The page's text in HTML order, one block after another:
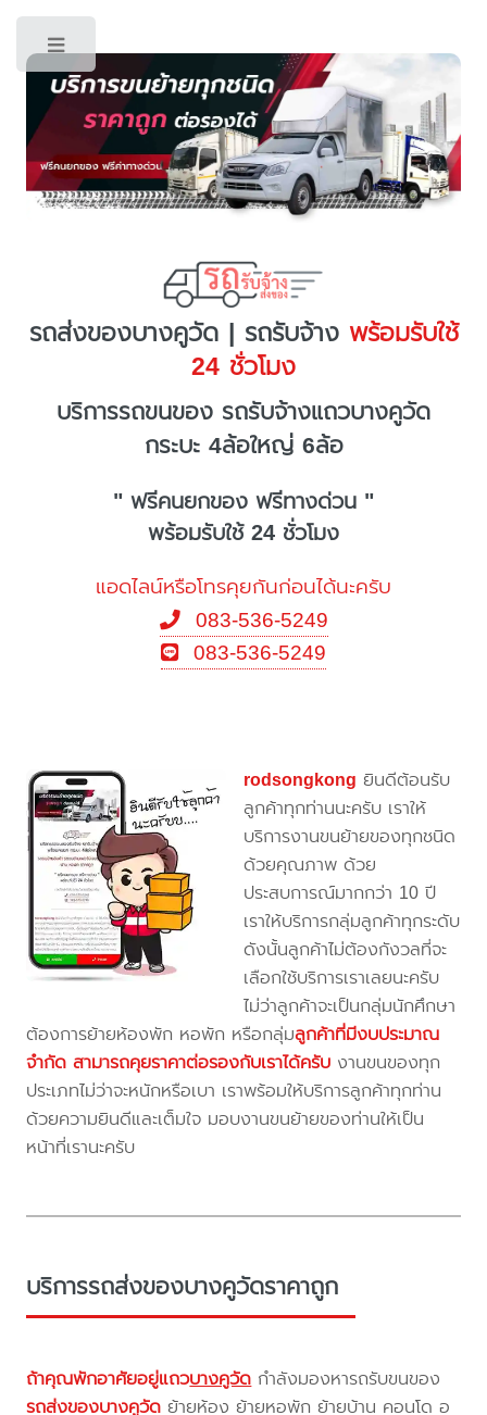
รถส่งของบางคูวัด | รถรับจ้างพร้อมรับใช้
24 ชั่วโมง
บริการรถขนของ รถรับจ้างแถวบางคูวัด
กระบะ 4ล้อใหญ่ 6ล้อ
" ฟรีคนยกของ ฟรีทางด่วน "
พร้อมรับใช้ 24 ชั่วโมง
แอดไลน์หรือโทรคุยกันก่อนได้นะครับ
083-536-5249
083-536-5249
rodsongkong ยินดีต้อนรับ
ลูกค้าทุกท่านนะครับ เราให้
บริการงานขนย้ายของทุกชนิด
ด้วยคุณภาพ ด้วย
ประสบการณ์มากกว่า 10 ปี
เราให้บริการกลุ่มลูกค้าทุกระดับ
ดังนั้นลูกค้าไม่ต้องกังวลที่จะ
เลือกใช้บริการเราเลยนะครับ
ไม่ว่าลูกค้าจะเป็นกลุ่มนักศึกษา
ต้องการย้ายห้องพัก หอพัก หรือกลุ่มลูกค้าที่มีงบประมาณ
จำกัด สามารถคุยราคาต่อรองกับเราได้ครับ งานขนของทุก
ประเภทไม่ว่าจะหนักหรือเบา เราพร้อมให้บริการลูกค้าทุกท่าน
ด้วยความยินดีและเต็มใจ มอบงานขนย้ายของท่านให้เป็น
หน้าที่เรานะครับ
บริการรถส่งของบางคูวัดราคาถูก
ถ้าคุณพักอาศัยอยู่แถวบางคูวัด กำลังมองหารถรับขนของ
รถส่งของบางคูวัด ย้ายห้อง ย้ายหอพัก ย้ายบ้าน คอนโด อ
Toggle